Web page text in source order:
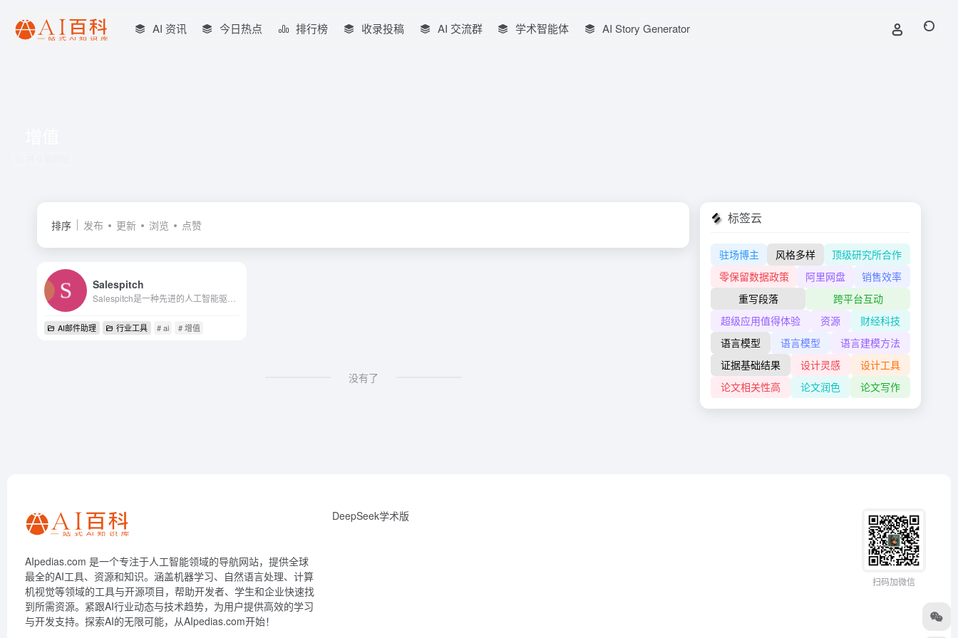
AI 资讯 今日热点 排行榜 收录投稿 AI 交流群 学术智能体 AI Story Generator
排序 发布 更新 浏览 点赞
Salespitch
AI邮件助理 行业工具 # ai # 增值
没有了
标签云
驻场博主 风格多样
顶级研究所合作
零保留数据政策
阿里网盘
销售效率
重写段落
跨平台互动
超级应用值得体验
资源
财经科技
语言模型
语言模型
语言建模方法
证据基础结果
设计灵感
设计工具
论文相关性高
论文润色 论文写作
AIpedias.com 是一个专注于人工智能领域的导航网站，提供全球
最全的AI工具、资源和知识。涵盖机器学习、自然语言处理、计算
机视觉等领域的工具与开源项目，帮助开发者、学生和企业快速找
到所需资源。紧跟AI行业动态与技术趋势，为用户提供高效的学习
与开发支持。探索AI的无限可能，从AIpedias.com开始！
DeepSeek学术版
扫码加微信